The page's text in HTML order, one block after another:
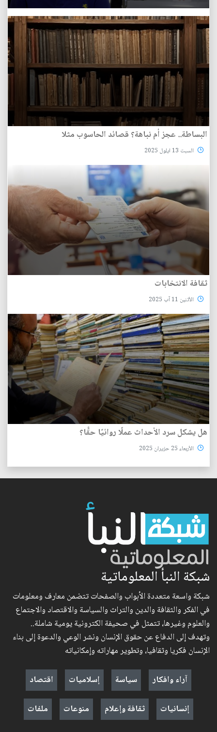
البساطة.. عجز أم نباهة؟ قصائد الحاسوب مثلا
السبت 13 ايلول 2025
ثقافة الانتخابات
الأثنين 11 آب 2025
هل يشكل سرد الأحداث عملًا روائيًا حقًّا؟
الأربعاء 25 حزيران 2025
شبكة النبأ المعلوماتية
شبكة واسعة متعددة الأبواب والصفحات تتضمن معارف ومعلومات
في الفكر والثقافة والدين والتراث والسياسة والاقتصاد والاجتماع
والعلوم وغيرها، تتمثل في صحيفة الكترونية يومية شاملة..
وتهدف إلى الدفاع عن حقوق الإنسان ونشر الوعي والدعوة إلى بناء
الإنسان فكريا وثقافيا، وتطوير مهاراته وإمكانياته
آراء وافكار
سياسة إسلاميات
اقتصاد
إنسانيات
ثقافة وإعلام منوعات ملفات